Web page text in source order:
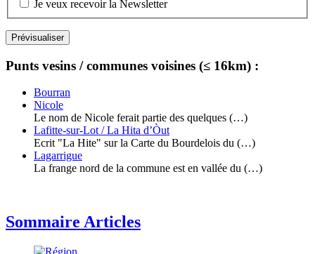
Je veux recevoir la Newsletter
Punts vesins / communes voisines (≤ 16km) :
Bourran
Nicole
Le nom de Nicole ferait partie des quelques (…)
Lafitte-sur-Lot / La Hita d’Òut
Ecrit "La Hite" sur la Carte du Bourdelois du (…)
Lagarrigue
La frange nord de la commune est en vallée du (…)
Sommaire Articles